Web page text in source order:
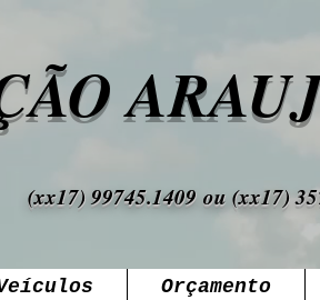
AR
(xx17) 99745.1409ou (xx17)3
Orçamento